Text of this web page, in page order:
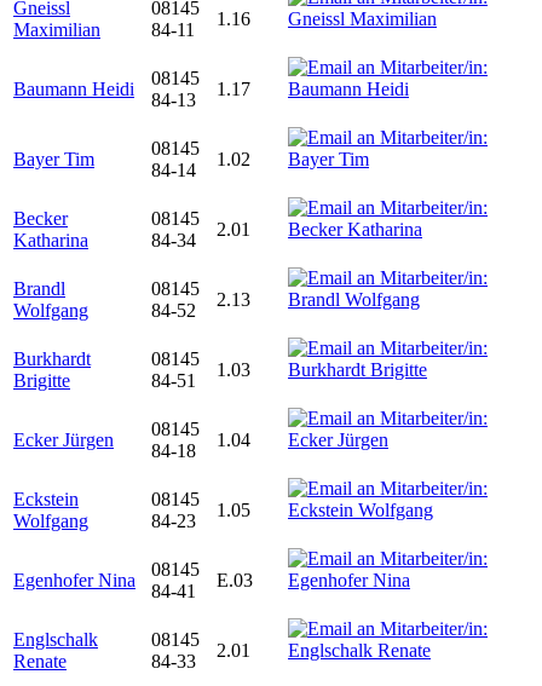
Gneissl
Maximilian
08145
84-11
1.16
Baumann Heidi
08145
84-13
1.17
Bayer Tim
08145
84-14
1.02
Becker
Katharina
08145
84-34
2.01
Brandl
Wolfgang
08145
84-52
2.13
Burkhardt
Brigitte
08145
84-51
1.03
Ecker Jürgen
08145
84-18
1.04
Eckstein
Wolfgang
08145
84-23
1.05
Egenhofer Nina
08145
84-41
E.03
Englschalk
Renate
08145
84-33
2.01